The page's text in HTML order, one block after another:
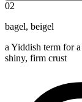
02
bagel, beigel
a Yiddish term for
shiny, firm crust